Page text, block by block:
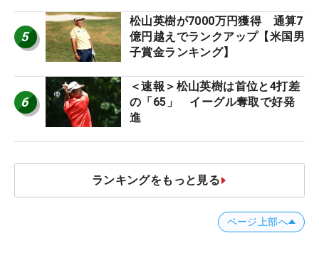
5
松山英樹が7000万円獲得 通算7
億円越えでランクアップ【米国男
子賞金ランキング】
6
＜速報＞松山英樹は首位と4打差
の「65」 イーグル奪取で好発
進
ランキングをもっと見る
ページ上部へ